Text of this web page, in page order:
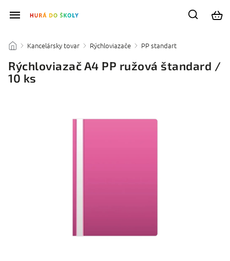
/ Kancelársky tovar / Rýchloviazače / PP standart
Rýchloviazač A4 PP ružová štandard /
10 ks